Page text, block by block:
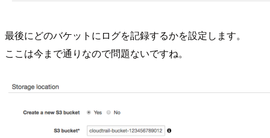
最後にどのバケットにログを記録するかを設定します。
ここは今まで通りなので問題ないですね。